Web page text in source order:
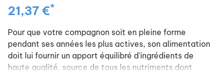
21,37 €*
Pour que votre compagnon soit en pleine forme
pendant ses années les plus actives, son alimentation
doit lui fournir un apport équilibré d'ingrédients de
haute qualité, source de tous les nutriments dont